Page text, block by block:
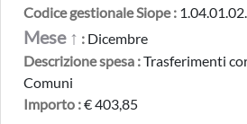
Codice gestionale Siope :
Mese ↑ : Dicembre
Descrizione spesa :Trasferimenti
Comuni
Importo :€ 403,85